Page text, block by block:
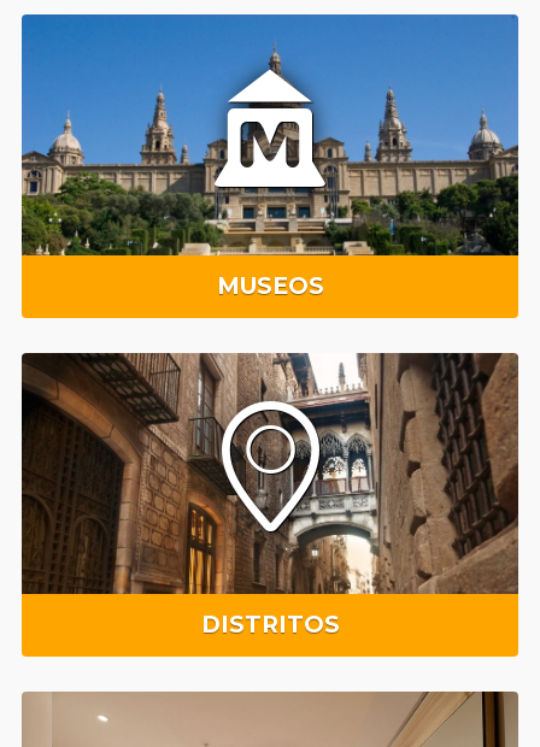
MUSEOS
DISTRITOS